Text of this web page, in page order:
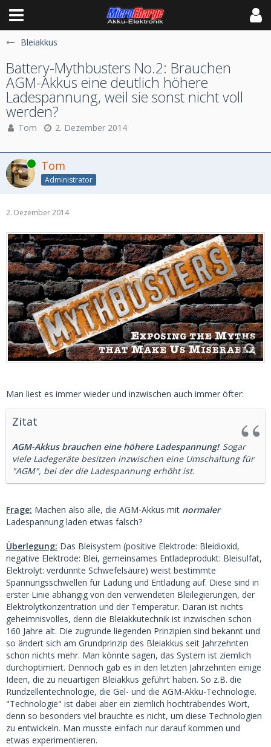
Bleiakkus
Battery-Mythbusters No.2: Brauchen
AGM-Akkus eine deutlich höhere
Ladespannung, weil sie sonst nicht voll
werden?
Tom 2. Dezember 2014
Online Tom
Administrator
2. Dezember 2014
Man liest es immer wieder und inzwischen auch immer öfter:
Zitat
AGM-Akkus brauchen eine höhere Ladespannung! Sogar
viele Ladegeräte besitzen inzwischen eine Umschaltung für
"AGM", bei der die Ladespannung erhöht ist.
Frage: Machen also alle, die AGM-Akkus mit normaler
Ladespannung laden etwas falsch?
Überlegung: Das Bleisystem (positive Elektrode: Bleidioxid,
negative Elektrode: Blei, gemeinsames Entladeprodukt: Bleisulfat,
Elektrolyt: verdünnte Schwefelsäure) weist bestimmte
Spannungsschwellen für Ladung und Entladung auf. Diese sind in
erster Linie abhängig von den verwendeten Bleilegierungen, der
Elektrolytkonzentration und der Temperatur. Daran ist nichts
geheimnisvolles, denn die Bleiakkutechnik ist inzwischen schon
160 Jahre alt. Die zugrunde liegenden Prinzipien sind bekannt und
so ändert sich am Grundprinzip des Bleiakkus seit Jahrzehnten
schon nichts mehr. Man könnte sagen, das System ist ziemlich
durchoptimiert. Dennoch gab es in den letzten Jahrzehnten einige
Ideen, die zu neuartigen Bleiakkus geführt haben. So z.B. die
Rundzellentechnologie, die Gel- und die AGM-Akku-Technologie.
"Technologie" ist dabei aber ein ziemlich hochtrabendes Wort,
denn so besonders viel brauchte es nicht, um diese Technologien
zu entwickeln. Man musste einfach nur darauf kommen und
etwas experimentieren.